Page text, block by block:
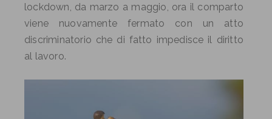
lockdown, da marzo a maggio, ora il comparto
viene nuovamente fermato con un atto
discriminatorio che di fatto impedisce il diritto
al lavoro.